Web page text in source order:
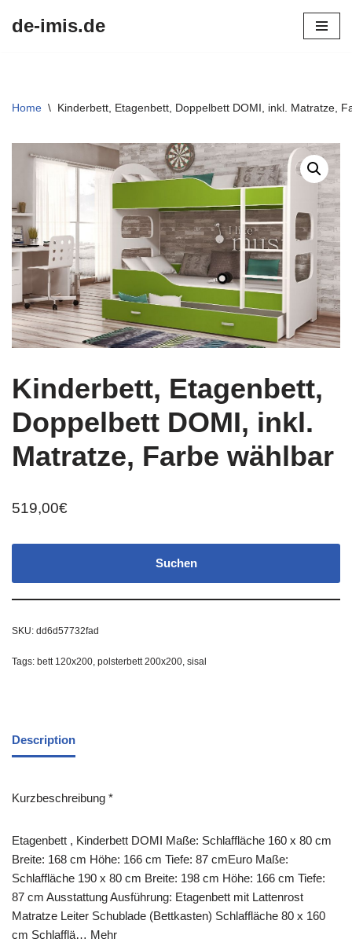
de-imis.de
Home \ Kinderbett, Etagenbett, Doppelbett DOMI, inkl. Matratze,
Kinderbett, Etagenbett,
Doppelbett DOMI, inkl.
Matratze, Farbe wählbar
519,00€
Suchen
SKU: dd6d57732fad
Tags: bett 120x200, polsterbett 200x200, sisal
Description
Kurzbeschreibung *
Etagenbett , Kinderbett DOMI Maße: Schlaffläche 160 x 80 cm
Breite: 168 cm Höhe: 166 cm Tiefe: 87 cmEuro Maße:
Schlaffläche 190 x 80 cm Breite: 198 cm Höhe: 166 cm Tiefe:
87 cm Ausstattung Ausführung: Etagenbett mit Lattenrost
Matratze Leiter Schublade (Bettkasten) Schlaffläche 80 x 160
cm Schlafflä… Mehr